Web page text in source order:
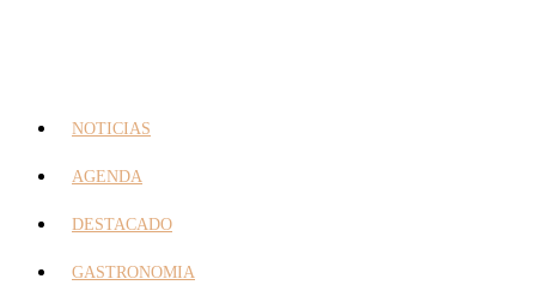
NOTICIAS
AGENDA
DESTACADO
GASTRONOMIA